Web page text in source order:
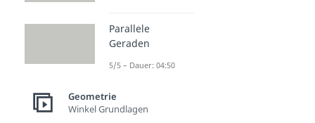
Parallele
Geraden
5/5 – Dauer: 04:50
Geometrie
Winkel Grundlagen